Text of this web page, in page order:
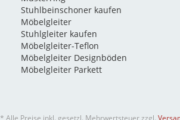
Stuhlbeinschoner kaufen
Möbelgleiter
Stuhlgleiter kaufen
Möbelgleiter-Teflon
Möbelgleiter Designböden
Möbelgleiter Parkett
* Alle Preise inkl. gesetzl. Mehrwertsteuer zzgl.